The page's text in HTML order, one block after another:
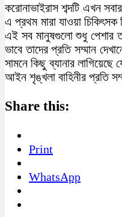
করোনাভাইরাস শব্দটি এখন
এ প্রথম মারা যাওয়া
এই সব মানুষগুলো শুধু পেশার
ভাবে তাদের প্রতি সম্মান
সামনে কিছু ব্যানার লাগিয়েছে
আইন শৃঙ্খলা বাহিনীর প্রতি
Share this:
Print
WhatsApp